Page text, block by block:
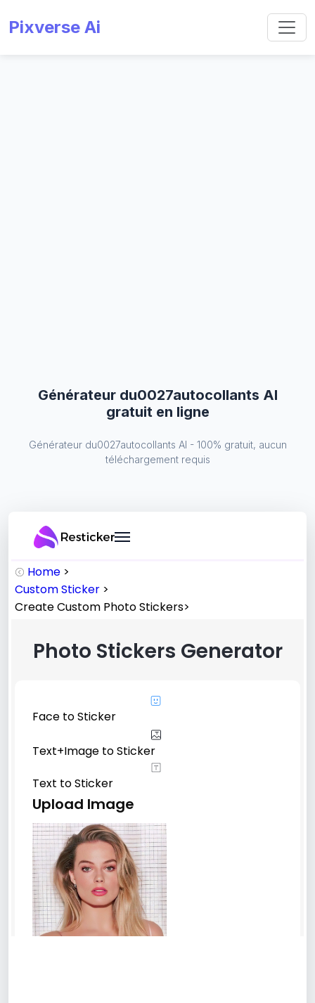
Pixverse Ai
Générateur du0027autocollants AI
gratuit en ligne
Générateur du0027autocollants AI - 100% gratuit, aucun
téléchargement requis